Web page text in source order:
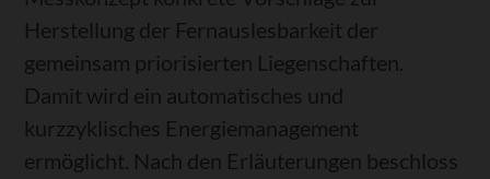
Herstellung der Fernauslesbarkeit der
gemeinsam priorisierten Liegenschaften.
Damit wird ein automatisches und
kurzzyklisches Energiemanagement
ermöglicht. Nach den Erläuterungen beschloss